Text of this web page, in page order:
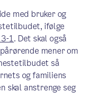
med bruker og
ifølge
1. Det skal også
mener om
så
og familiens
skal anstrenge seg